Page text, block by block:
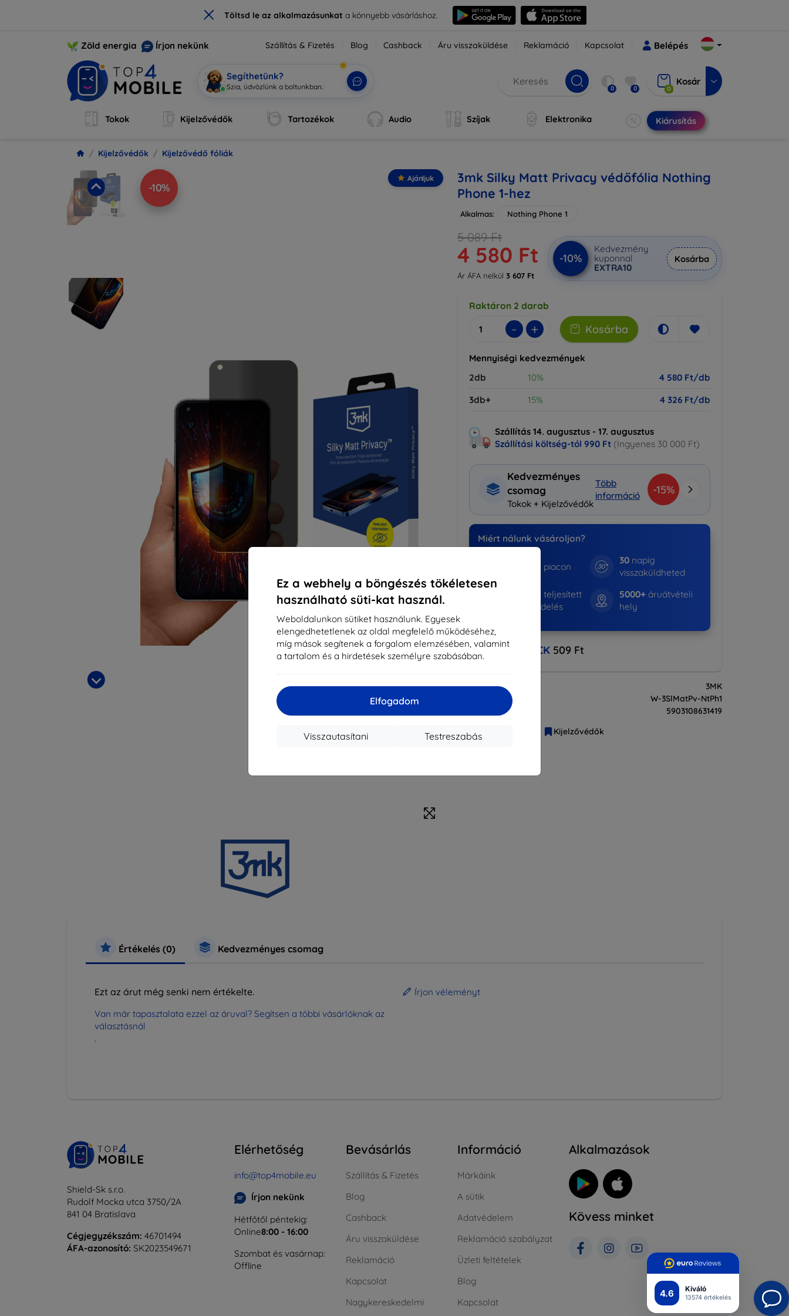
× Töltsd le az alkalmazásunkata könnyebb vásárláshoz.
4.6 Kiváló
13574 értékelés
Ez a webhely a böngészés tökéletesen
használható süti-kat használ.
Weboldalunkon sütiket használunk. Egyesek
elengedhetetlenek az oldal megfelelő működéséhez,
míg mások segítenek a forgalom elemzésében, valamint
a tartalom és a hirdetések személyre szabásában.
Elfogadom
Testreszabás
Visszautasítani
Zöld energia Írjon nekünk Szállítás & Fizetés Blog Cashback Áru visszaküldése Reklamáció Kapcsolat Belépés
Segíthetünk?
Mo| 0 0 0
Kosár
Tokok Kijelzővédők Tartozékok Audio Szíjak Elektronika Kiárusítás
Kijelzővédők Kijelzővédő fóliák
-10%
Ajánljuk
3mk Silky Matt Privacy védőfólia Nothing
Phone 1-hez
Alkalmas: Nothing Phone 1
5 089 Ft
4 580 Ft
Ár ÁFA nelkül 3 607 Ft
-10%
Kedvezmény
kuponnal
EXTRA10
Kosárba
Raktáron 2 darab
- + Kosárba
Mennyiségi kedvezmények
2db
10%
4 580 Ft/db
3db+
15% 4 326 Ft/db
Szállítás 14. augusztus - 17. augusztus
Szállítási költség-tól 990 Ft (Ingyenes 30 000 Ft)
Kedvezményes
csomag
Tokok + Kijelzővédők
Több
információ
-15%
Miért nálunk vásároljon?
éve a piacon
30napig
visszaküldheted
819530+teljesített
megrendelés
5000+áruátvételi
hely
CASHBACK 509 Ft
Márka
3MK
Gyártói cikkszám
W-3SlMatPv-NtPh1
5903108631419
Kijelzővédő fóliák
Kijelzővédők
Értékelés (0) Kedvezményes csomag
Ezt az árut még senki nem értékelte.
Van már tapasztalata ezzel az áruval? Segítsen a többi vásárlóknak az
választásnál
.
Írjon véleményt
Shield-Sk s.r.o.
Rudolf Mocka utca 3750/2A
841 04 Bratislava
Cégjegyzékszám: 46701494
ÁFA-azonosító: SK2023549671
Elérhetőség
info@top4mobile.eu
Írjon nekünk
Hétfőtől péntekig:
Online8:00 - 16:00
Szombat és vasárnap:
Offline
Bevásárlás
Szállítás & Fizetés
Blog
Cashback
Áru visszaküldése
Reklamáció
Kapcsolat
Nagykereskedelmi
Információ
Márkáink
A sütik
Adatvédelem
Reklamáció szabályzat
Üzleti feltételek
Blog
Kapcsolat
Alkalmazások
Kövess minket